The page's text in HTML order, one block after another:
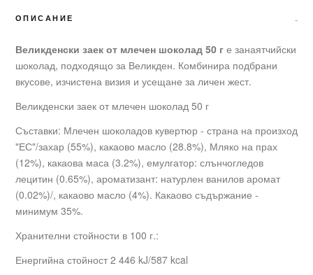
ОПИСАНИЕ
Великденски заек от млечен шоколад 50 г е занаятчийски
шоколад, подходящо за Великден. Комбинира подбрани
вкусове, изчистена визия и усещане за личен жест.
Великденски заек от млечен шоколад 50 г
Съставки: Млечен шоколадов кувертюр - страна на произход
"ЕС"/захар (55%), какаово масло (28.8%), Мляко на прах
(12%), какаова маса (3.2%), емулгатор: слънчогледов
лецитин (0.65%), ароматизант: натурлен ванилов аромат
(0.02%)/, какаово масло (4%). Какаово съдържание -
минимум 35%.
Хранителни стойности в 100 г.:
Енергийна стойност 2 446 kJ/587 kcal